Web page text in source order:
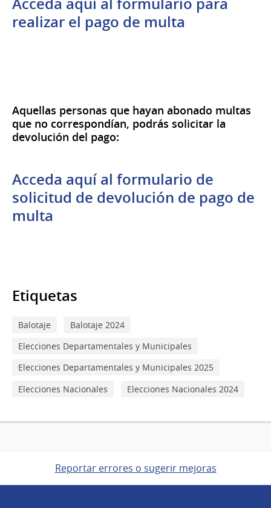
realizar el pago de multa
Aquellas personas que hayan abonado multas
que no correspondían, podrás solicitar la
devolución del pago:
Acceda aquí al formulario de
solicitud de devolución de pago de
multa
Etiquetas
Balotaje
Balotaje 2024
Elecciones Departamentales y Municipales
Elecciones Departamentales y Municipales 2025
Elecciones Nacionales
Elecciones Nacionales 2024
Reportar errores o sugerir mejoras